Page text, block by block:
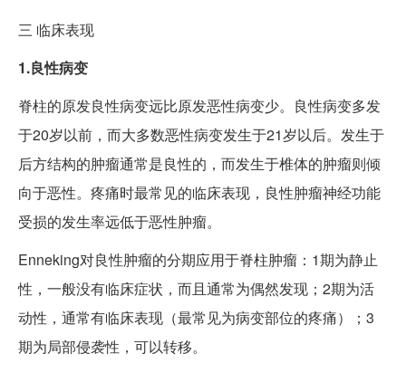
三 临床表现
1.良性病变
脊柱的原发良性病变远比原发恶性病变少。良性病变多发
于20岁以前，而大多数恶性病变发生于21岁以后。发生于
后方结构的肿瘤通常是良性的，而发生于椎体的肿瘤则倾
向于恶性。疼痛时最常见的临床表现，良性肿瘤神经功能
受损的发生率远低于恶性肿瘤。
Enneking对良性肿瘤的分期应用于脊柱肿瘤：1期为静止
性，一般没有临床症状，而且通常为偶然发现；2期为活
动性，通常有临床表现（最常见为病变部位的疼痛）；3
期为局部侵袭性，可以转移。